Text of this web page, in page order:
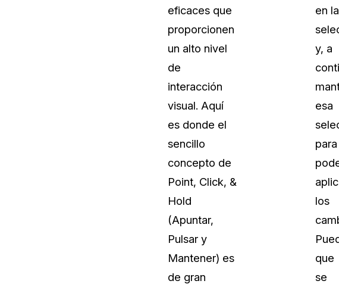
Únase a nuestro equipo y
construir el futuro de la redacción
Póngase en contacto con
eficaces que
proporcionen
un alto nivel
de
interacción
visual. Aquí
es donde el
sencillo
concepto de
Point, Click, &
Hold
(Apuntar,
Pulsar y
Mantener) es
de gran
en la
y, a
esa
para
los
que
se